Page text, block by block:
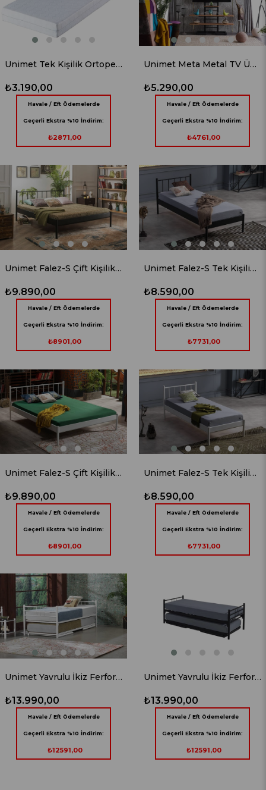
Unimet Tek Kişilik Ortopedik Yatak
₺3.190,00
Havale / Eft Ödemelerde
Geçerli Ekstra %10 İndirim:
₺2871,00
Unimet Meta Metal TV Ünitesi Siyah
₺5.290,00
Havale / Eft Ödemelerde
Geçerli Ekstra %10 İndirim:
₺4761,00
Unimet Falez-S Çift Kişilik Ferforje Siyah Metal Karyola
₺9.890,00
Havale / Eft Ödemelerde
Geçerli Ekstra %10 İndirim:
₺8901,00
Unimet Falez-S Tek Kişilik Ferforje Siyah Metal Karyola
₺8.590,00
Havale / Eft Ödemelerde
Geçerli Ekstra %10 İndirim:
₺7731,00
Unimet Falez-S Çift Kişilik Ferforje Beyaz Metal Karyola
₺9.890,00
Havale / Eft Ödemelerde
Geçerli Ekstra %10 İndirim:
₺8901,00
Unimet Falez-S Tek Kişilik Ferforje Beyaz Metal Karyola
₺8.590,00
Havale / Eft Ödemelerde
Geçerli Ekstra %10 İndirim:
₺7731,00
Unimet Yavrulu İkiz Ferforje Beyaz Metal Karyola
₺13.990,00
Havale / Eft Ödemelerde
Geçerli Ekstra %10 İndirim:
₺12591,00
Unimet Yavrulu İkiz Ferforje Siyah Metal Karyola
₺13.990,00
Havale / Eft Ödemelerde
Geçerli Ekstra %10 İndirim:
₺12591,00